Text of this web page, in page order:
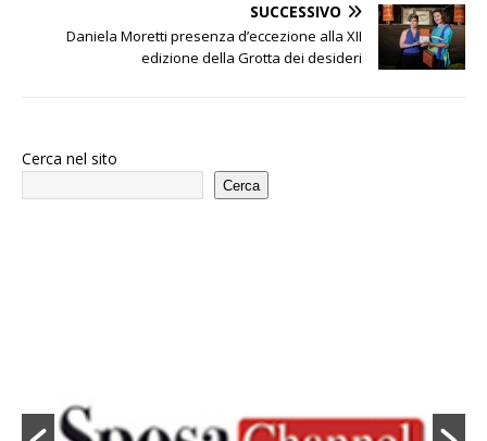
SUCCESSIVO
Daniela Moretti presenza d’eccezione alla XII
edizione della Grotta dei desideri
Cerca nel sito
Cerca